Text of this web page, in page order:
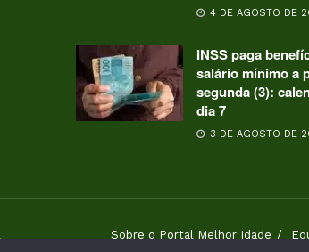
4 DE AGOSTO DE
INSS paga
salário mínimo a
segunda (3):
dia 7
3 DE AGOSTO DE
Sobre o Portal Melhor Idade